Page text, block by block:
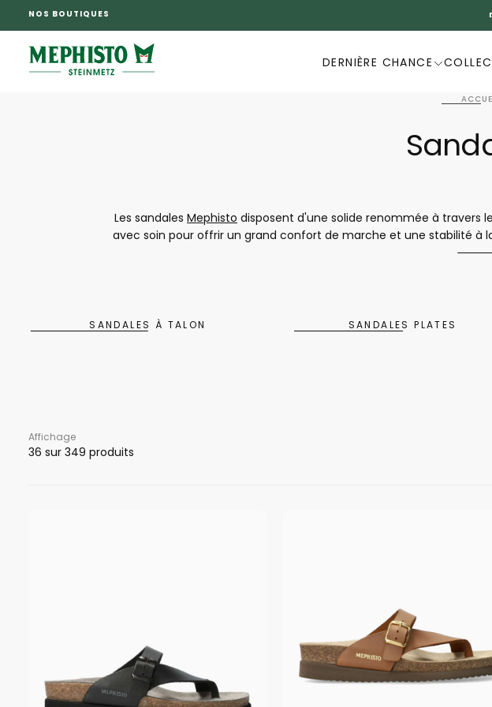
PASSER
AU
NOS BOUTIQUES
DERNIÈRE CHANCE
Les sandales Mephisto disposent d'une solide renommée à travers
avec soin pour offrir un grand confort de marche et une stabilité à
le look, chaque collection s'inspire des nouvelles tendances
SANDALES À TALON SANDALES PLATES
Affichage
36 sur 349 produits